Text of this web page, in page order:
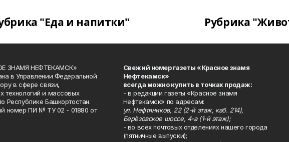
"Еда и напитки" Рубрика
ЗНАМЯ НЕФТЕКАМСК»
в Управлении Федеральной
в сфере связи,
технологий и массовых
Республике Башкортостан.
номер ПИ № ТУ 02 - 01880 от
Свежий номер газеты «Красное знамя
Нефтекамск»
всегда можно купить в точках продаж:
- в редакции газеты «Красное знамя
Нефтекамск» по адресам:
ул. Нефтяников, 22 (2-й этаж, каб. 214),
Берёзовское шоссе, 4-а (1-й этаж);
- во всех почтовых отделениях нашего города
(пятничные выпуски);